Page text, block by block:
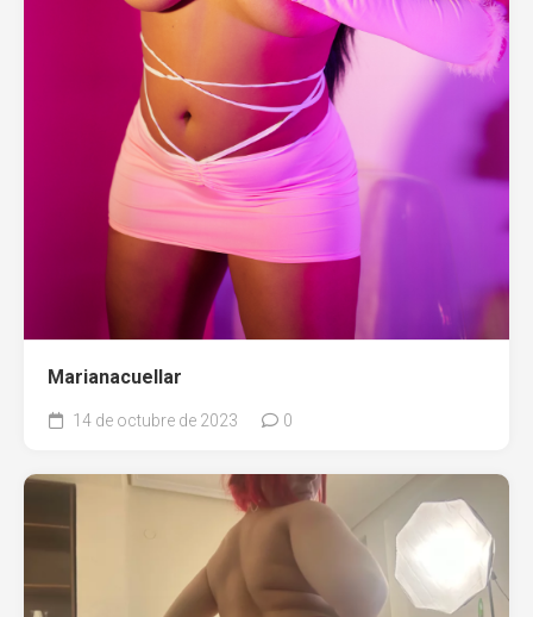
Marianacuellar
14 de octubre de 2023 0